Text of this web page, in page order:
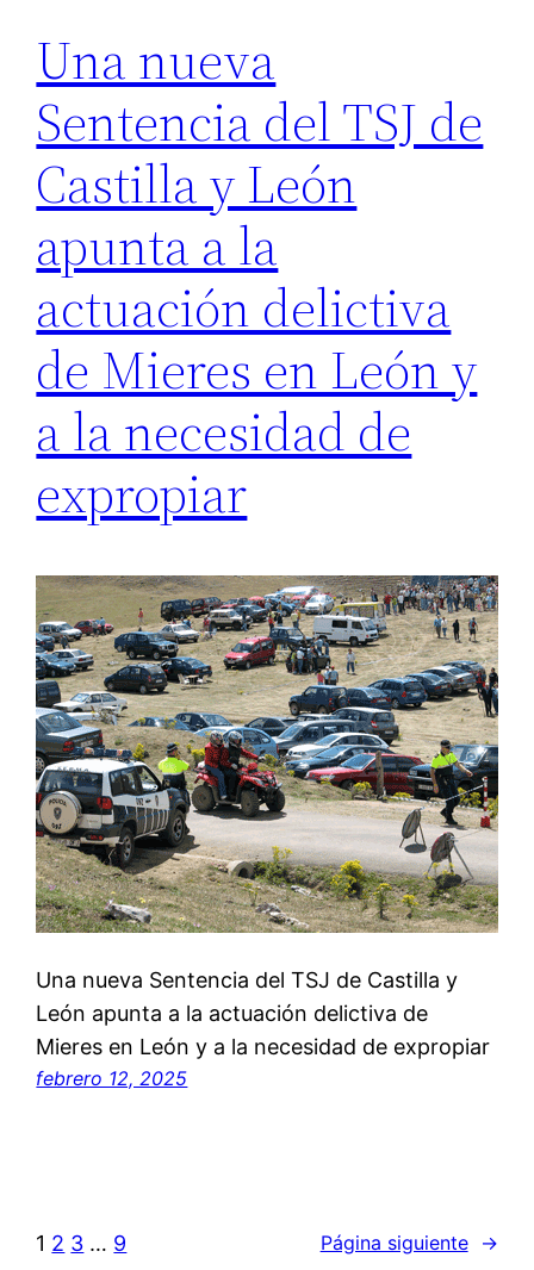
Una nueva
Sentencia del TSJ de
Castilla y León
apunta a la
actuación delictiva
de Mieres en León y
a la necesidad de
expropiar
Una nueva Sentencia del TSJ de Castilla y
León apunta a la actuación delictiva de
Mieres en León y a la necesidad de expropiar
febrero 12, 2025
1 2 3 … 9 Página siguiente →